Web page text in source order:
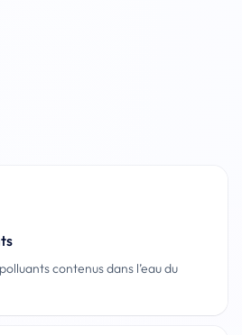
contenus dans l’eau du